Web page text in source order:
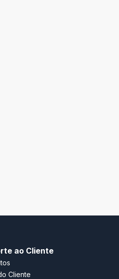
ao Cliente
Cliente